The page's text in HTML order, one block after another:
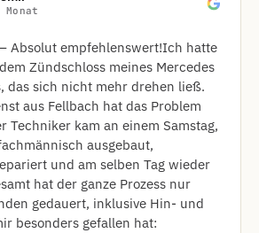
Absolut empfehlenswert! ​Ich hatte
Zündschloss meines Mercedes
das sich nicht mehr drehen ließ.
aus Fellbach hat das Problem
Techniker kam an einem Samstag,
ausgebaut,
und am selben Tag wieder
hat der ganze Prozess nur
gedauert, inklusive Hin- und
besonders gefallen hat: